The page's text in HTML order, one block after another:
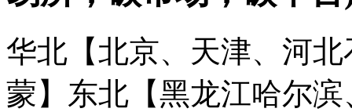
华北【北京、天津、河
蒙】 东北【黑龙江哈尔